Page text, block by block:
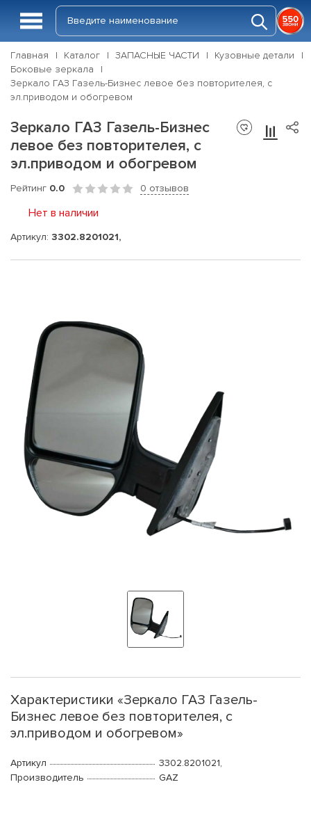
Главная Каталог ЗАПАСНЫЕ ЧАСТИ
Кузовные детали
Боковые зеркала
Зеркало ГАЗ Газель-Бизнес левое без повторителея, с
эл.приводом и обогревом
Зеркало ГАЗ Газель-Бизнес
левое без повторителея, с
эл.приводом и обогревом
Рейтинг 0.0 0 отзывов
Нет в наличии
Артикул: 3302.8201021,
Характеристики «Зеркало ГАЗ Газель-
Бизнес левое без повторителея, с
эл.приводом и обогревом»
Артикул
3302.8201021,
Производитель
GAZ